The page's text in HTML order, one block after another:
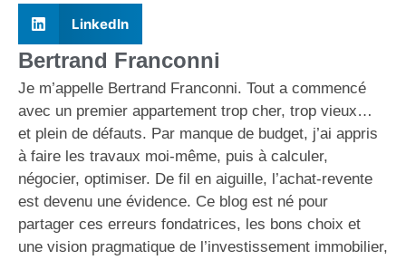
LinkedIn
Bertrand Franconni
Je m’appelle Bertrand Franconni. Tout a commencé
avec un premier appartement trop cher, trop vieux…
et plein de défauts. Par manque de budget, j’ai appris
à faire les travaux moi-même, puis à calculer,
négocier, optimiser. De fil en aiguille, l’achat-revente
est devenu une évidence. Ce blog est né pour
partager ces erreurs fondatrices, les bons choix et
une vision pragmatique de l’investissement immobilier,